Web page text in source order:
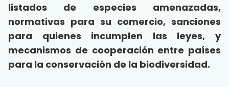
listados de especies amenazadas,
normativas para su comercio, sanciones
para quienes incumplen las leyes, y
mecanismos de cooperación entre países
para la conservación de la biodiversidad.